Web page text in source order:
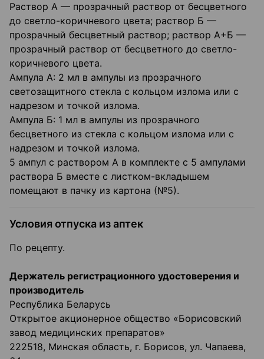
Раствор А — прозрачный раствор от бесцветного
до светло-коричневого цвета; раствор Б —
прозрачный бесцветный раствор; раствор А+Б —
прозрачный раствор от бесцветного до светло-
коричневого цвета.
Ампула А: 2 мл в ампулы из прозрачного
светозащитного стекла с кольцом излома или с
надрезом и точкой излома.
Ампула Б: 1 мл в ампулы из прозрачного
бесцветного из стекла с кольцом излома или с
надрезом и точкой излома.
5 ампул с раствором А в комплекте с 5 ампулами
раствора Б вместе с листком-вкладышем
помещают в пачку из картона (№5).
Условия отпуска из аптек
По рецепту.
Держатель регистрационного удостоверения и
производитель
Республика Беларусь
Открытое акционерное общество «Борисовский
завод медицинских препаратов»
222518, Минская область, г. Борисов, ул. Чапаева,